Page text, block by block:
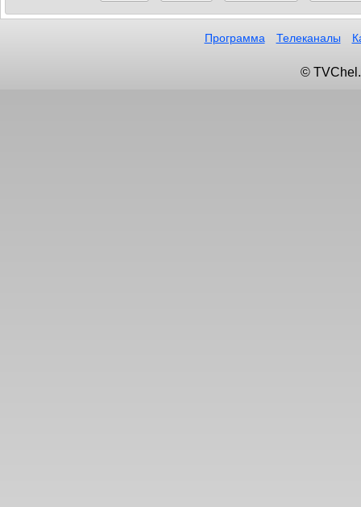
Программа Телеканалы
©